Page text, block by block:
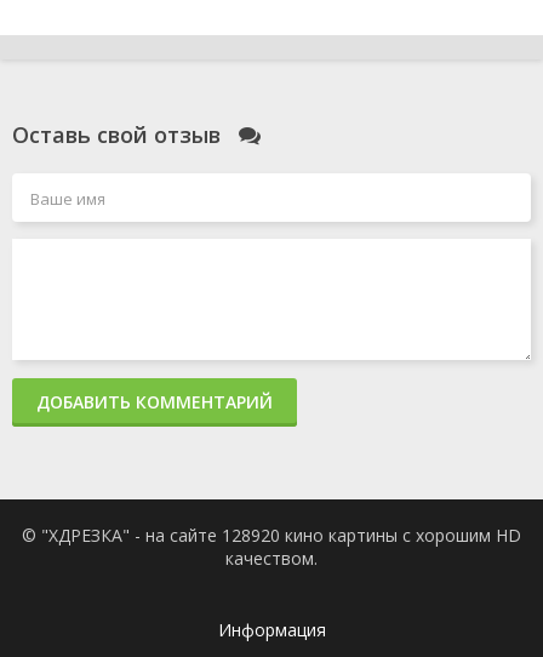
Оставь свой отзыв
ДОБАВИТЬ КОММЕНТАРИЙ
© "ХДРЕЗКА" - на сайте 128920 кино картины с хорошим HD
качеством.
Информация